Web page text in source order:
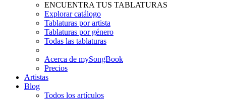
ENCUENTRA TUS TABLATURAS
Explorar catálogo
Tablaturas por artista
Tablaturas por género
Todas las tablaturas
Acerca de mySongBook
Precios
Artistas
Blog
Todos los artículos